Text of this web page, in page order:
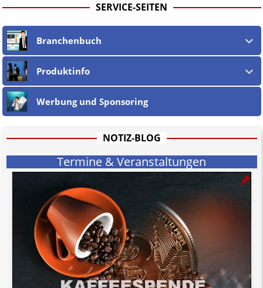
SERVICE-SEITEN
Branchenbuch
Produktinfo
Werbung und Sponsoring
NOTIZ-BLOG
Termine & Veranstaltungen